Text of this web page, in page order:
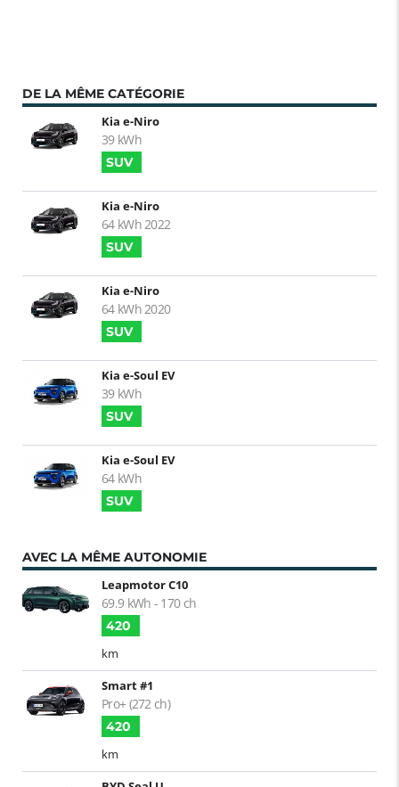
DE LA MÊME CATÉGORIE
Kia e-Niro
39 kWh
SUV
Kia e-Niro
64 kWh 2022
SUV
Kia e-Niro
64 kWh 2020
SUV
Kia e-Soul EV
39 kWh
SUV
Kia e-Soul EV
64 kWh
SUV
AVEC LA MÊME AUTONOMIE
Leapmotor C10
69.9 kWh - 170 ch
420
km
Smart #1
Pro+ (272 ch)
420
km